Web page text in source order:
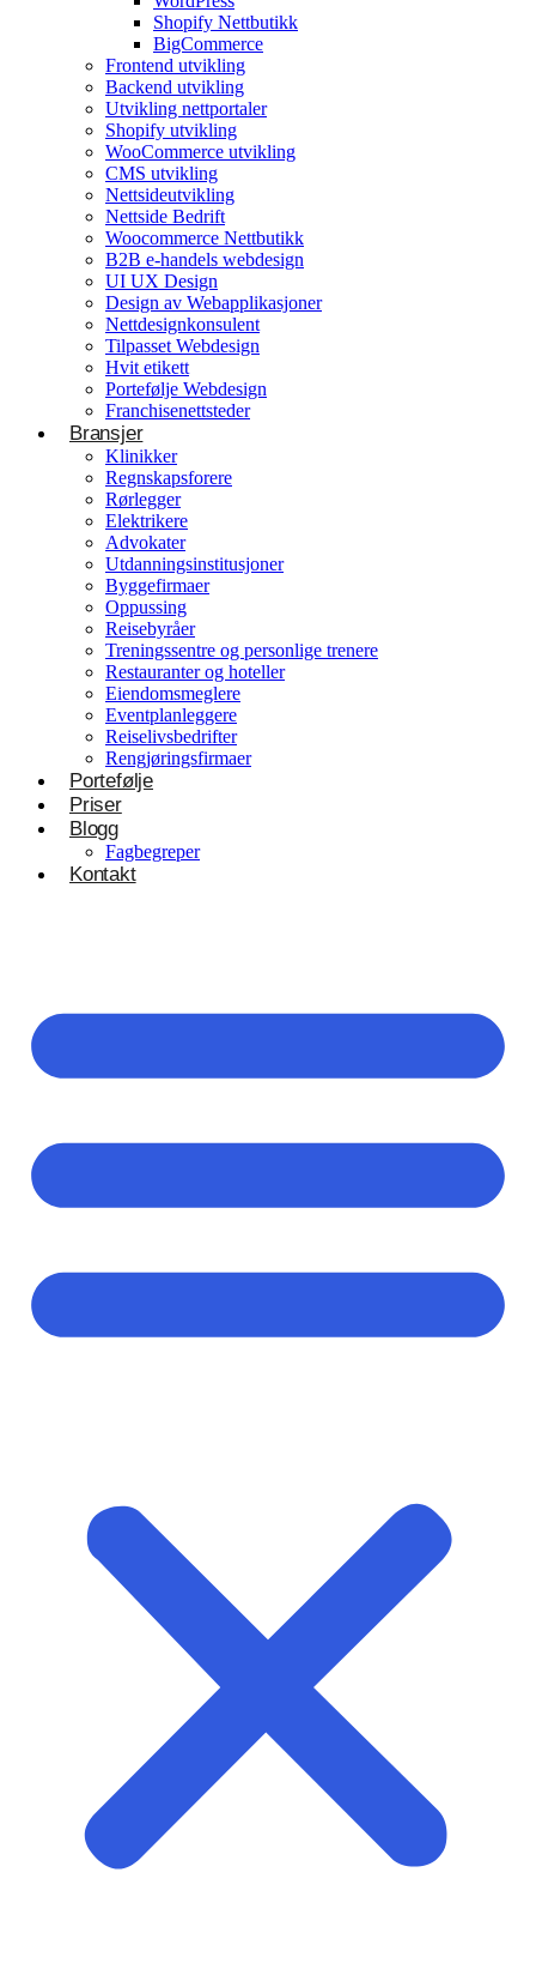
Shopify Nettbutikk
BigCommerce
Frontend utvikling
Backend utvikling
Utvikling nettportaler
Shopify utvikling
WooCommerce utvikling
CMS utvikling
Nettsideutvikling
Nettside Bedrift
Woocommerce Nettbutikk
B2B e-handels webdesign
UI UX Design
Design av Webapplikasjoner
Nettdesignkonsulent
Tilpasset Webdesign
Hvit etikett
Portefølje Webdesign
Franchisenettsteder
Bransjer
Klinikker
Regnskapsforere
Rørlegger
Elektrikere
Advokater
Utdanningsinstitusjoner
Byggefirmaer
Oppussing
Reisebyråer
Treningssentre og personlige trenere
Restauranter og hoteller
Eiendomsmeglere
Eventplanleggere
Reiselivsbedrifter
Rengjøringsfirmaer
Portefølje
Priser
Blogg
Fagbegreper
Kontakt
Konsulentvirksomhet og partnerskap
Nettdesignkonsulent
Hvit etikett
E-handelsløsning
Woocommerce Nettbutikk
Shopify utvikling
WooCommerce utvikling
Betjener
WordPress
Shopify Nettbutikk
BigCommerce
Ønsker du å bygge din tilstedeværelse på nett i
Norge?
Få et tilbud
Byggetjenester
Byggefirmaer